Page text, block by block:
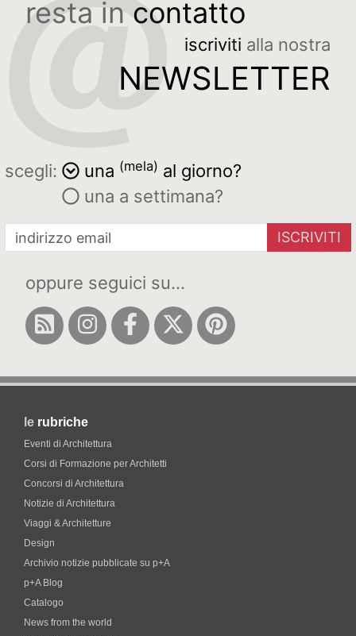
resta in contatto
iscriviti alla nostra
NEWSLETTER
scegli: una (mela) al giorno?
una a settimana?
ISCRIVITI
oppure seguici su...
le rubriche
Eventi di Architettura
Corsi di Formazione per Architetti
Concorsi di Architettura
Notizie di Architettura
Viaggi & Architetture
Design
Archivio notizie pubblicate su p+A
p+A Blog
Catalogo
News from the world